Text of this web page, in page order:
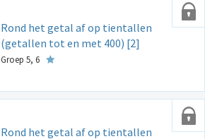
Rond het getal af op tientallen
(getallen tot en met 400) [2]
Groep 5, 6
Rond het getal af op tientallen